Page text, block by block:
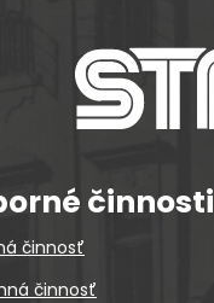
činnosti
činnosť
činnosť